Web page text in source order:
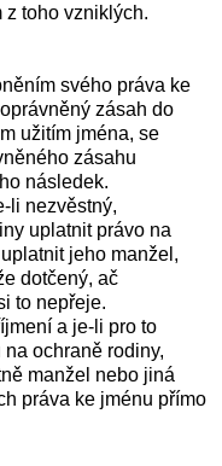
toho vzniklých.
svého práva ke
zásah do
užitím jména, se
zásahu
následek.
li nezvěstný,
uplatnit právo na
jeho manžel,
dotčený, ač
to nepřeje.
a je-li pro to
ochraně rodiny,
manžel nebo jiná
práva ke jménu přímo